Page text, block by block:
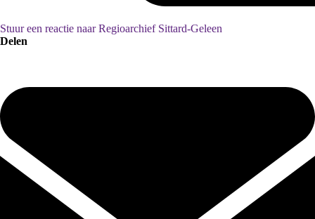
Stuur een reactie naar Regioarchief Sittard-Geleen
Delen